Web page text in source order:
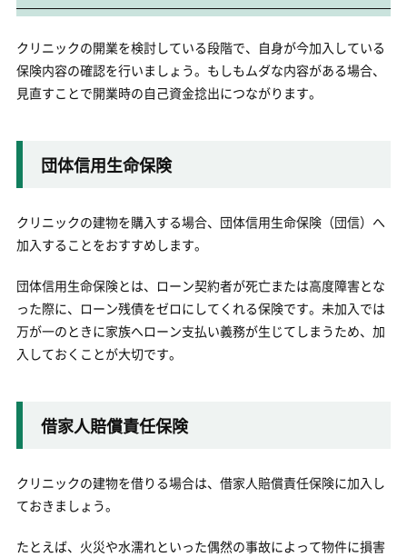
クリニックの開業を検討している段階で、自身が今加入している
保険内容の確認を行いましょう。もしもムダな内容がある場合、
見直すことで開業時の自己資金捻出につながります。
団体信用生命保険
クリニックの建物を購入する場合、団体信用生命保険（団信）へ
加入することをおすすめします。
団体信用生命保険とは、ローン契約者が死亡または高度障害とな
った際に、ローン残債をゼロにしてくれる保険です。未加入では
万が一のときに家族へローン支払い義務が生じてしまうため、加
入しておくことが大切です。
借家人賠償責任保険
クリニックの建物を借りる場合は、借家人賠償責任保険に加入し
ておきましょう。
たとえば、火災や水濡れといった偶然の事故によって物件に損害